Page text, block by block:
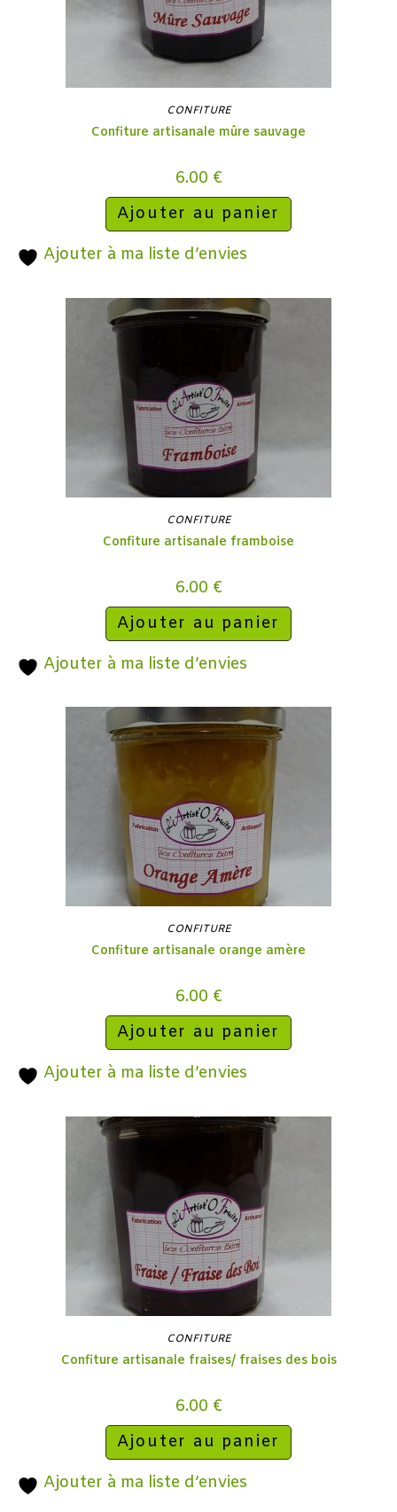
CONFITURE
Confiture artisanale mûre sauvage
6.00 €
Ajouter au panier
Ajouter à ma liste d’envies
CONFITURE
Confiture artisanale framboise
6.00 €
Ajouter au panier
Ajouter à ma liste d’envies
CONFITURE
Confiture artisanale orange amère
6.00 €
Ajouter au panier
Ajouter à ma liste d’envies
CONFITURE
Confiture artisanale fraises/ fraises des bois
6.00 €
Ajouter au panier
Ajouter à ma liste d’envies